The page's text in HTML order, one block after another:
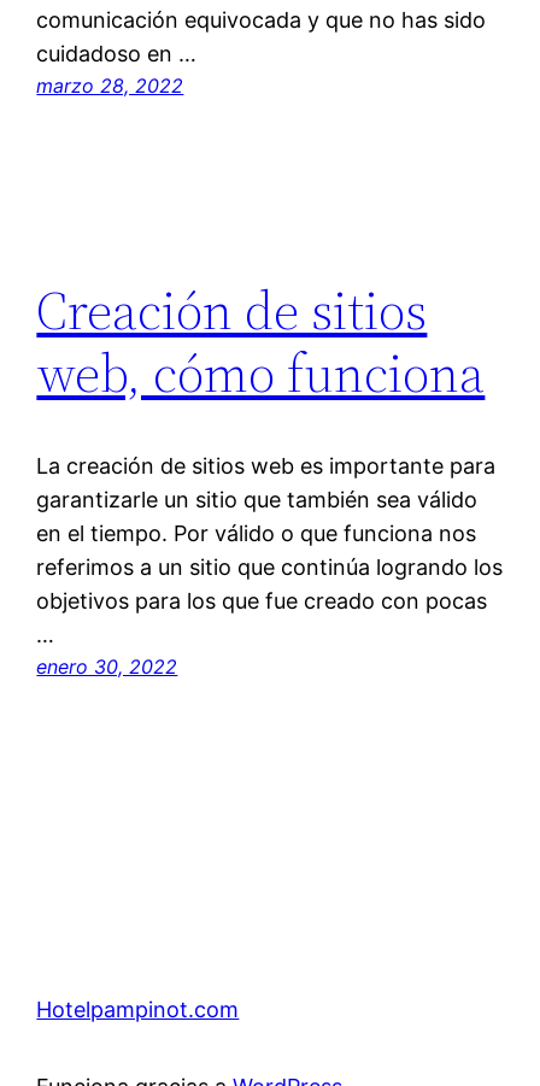
comunicación equivocada y que no has sido
cuidadoso en …
marzo 28, 2022
Creación de sitios
web, cómo funciona
La creación de sitios web es importante para
garantizarle un sitio que también sea válido
en el tiempo. Por válido o que funciona nos
referimos a un sitio que continúa logrando los
objetivos para los que fue creado con pocas
…
enero 30, 2022
Hotelpampinot.com